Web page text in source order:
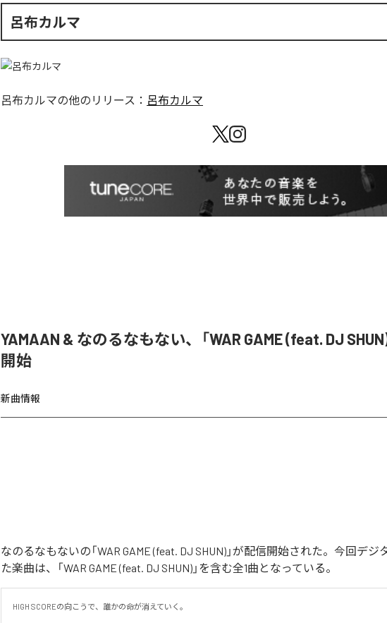
呂布カルマ
呂布カルマの他のリリース： 呂布カルマ
YAMAAN & なのるなもない、「WAR GAME (feat. DJ
開始
新曲情報
なのるなもないの「WAR GAME (feat. DJ SHUN)」が配信開始された。今回デジ
た楽曲は、「WAR GAME (feat. DJ SHUN)」を含む全1曲となっている。
HIGH SCOREの向こうで、誰かの命が消えていく。